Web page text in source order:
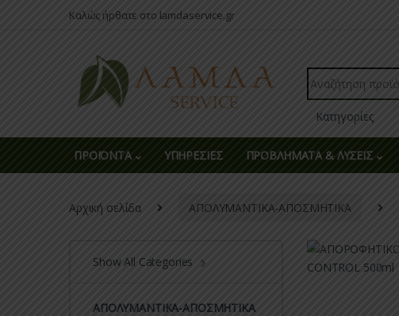
Skip to navigation
Skip to contentΚαλώς ήρθατε στο lamdaservice.gr
Search for:
ΠΡΟΪΟΝΤΑ ΥΠΗΡΕΣΙΕΣ ΠΡΟΒΛΗΜΑΤΑ & ΛΥΣΕΙΣ
Αρχική σελίδα ΑΠΟΛΥΜΑΝΤΙΚΑ-ΑΠΟΣΜΗΤΙΚΑ
Show All Categories
ΑΠΟΛΥΜΑΝΤΙΚΑ-ΑΠΟΣΜΗΤΙΚΑ